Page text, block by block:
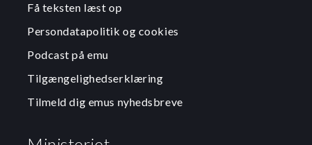
Få teksten læst op
Persondatapolitik og cookies
Podcast på emu
Tilgængelighedserklæring
Tilmeld dig emus nyhedsbreve